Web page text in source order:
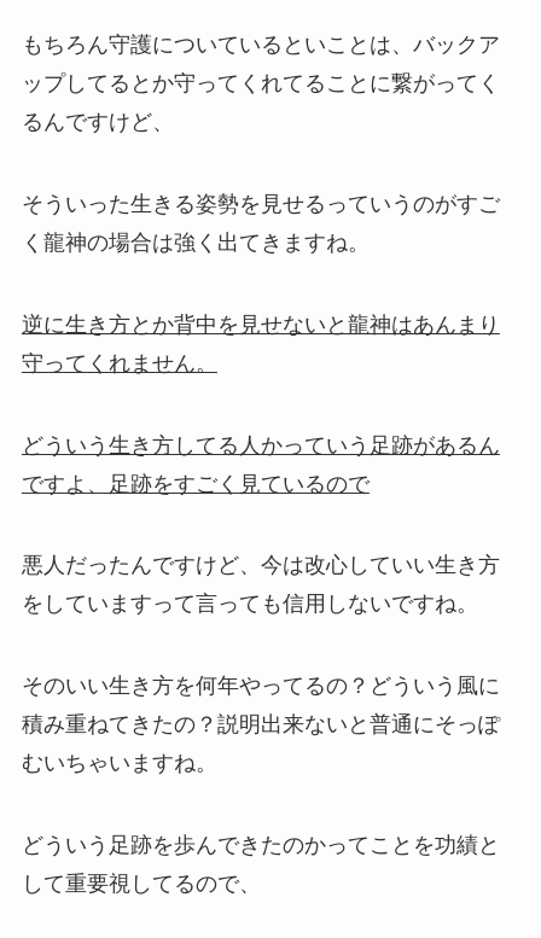
もちろん守護についているといことは、バックア
ップしてるとか守ってくれてることに繋がってく
るんですけど、
そういった生きる姿勢を見せるっていうのがすご
く 龍神の場合は強く出てきますね。
逆に生き方とか背中を見せないと龍神はあんまり
守ってくれません。
どういう生き方してる人かっていう足跡があるん
ですよ、足跡をすごく見ているので
悪人だったんですけど、今は改心していい生き方
をしていますって言っても信用しないですね。
そのいい生き方を何年やってるの？どういう風に
積み重ねてきたの？説明出来ないと 普通にそっぽ
むいちゃいますね。
どういう足跡を歩んできたのかってことを功績と
して重要視してるので、